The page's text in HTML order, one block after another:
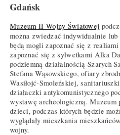
Gdańsk
Muzeum II Wojny Światowej
można zwiedzać indywidualnie
będą mogli zapoznać się z
zapoznać się z sylwetkami Alka
podziemną działalnością Szarych
Stefana Wąsowskiego, ofiary
Wasiłojć-Smoleńskiej,
działaczki antykomunistycznego
wystawę archeologiczną. Muzeum
dzieci, podczas których będzie
wyglądały mieszkania
wojny.